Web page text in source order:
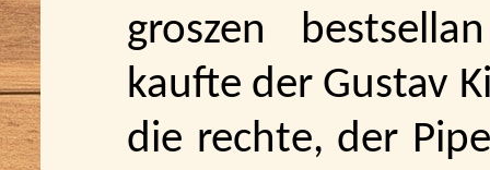
groszen
kaufte der Gustav
die rechte, der